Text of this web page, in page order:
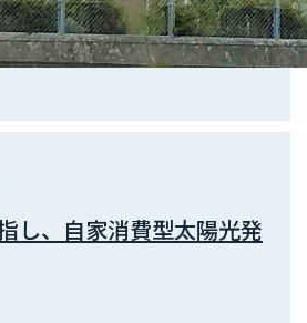
し、自家消費型太陽光発